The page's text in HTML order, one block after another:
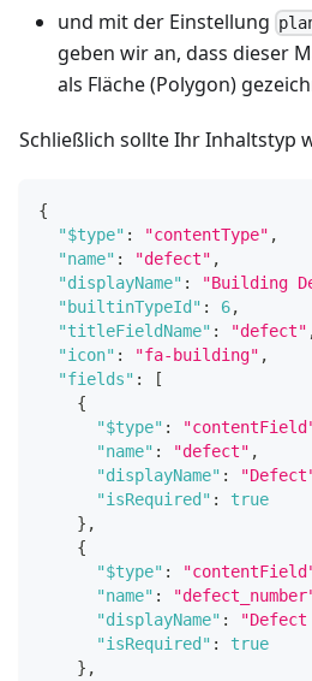
und mit der Einstellung
geben wir an, dass dieser
als Fläche (Polygon)
Schließlich sollte Ihr Inhaltstyp
{
"$type" : "contentType" ,
"name" : "defect" ,
"displayName" : "Building
"builtinTypeId" : 6,
"titleFieldName" : "defect"
"icon" : "fa-building" ,
"fields" :
[
{
"$type" :
"name" : "defect" ,
"displayName" :
"isRequired" :
true
} ,
{
"$type" :
"name" :
"displayName" : "Defect
"isRequired" :
true
} ,